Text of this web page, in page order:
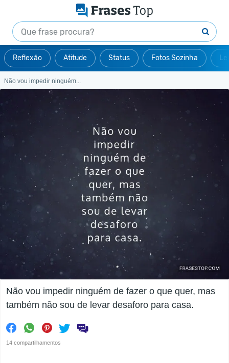
Reflexão Atitude Status Fotos Sozinha
Não vou impedir ninguém...
Não vou impedir ninguém de fazer o que quer, mas
também não sou de levar desaforo para casa.
14 compartilhamentos